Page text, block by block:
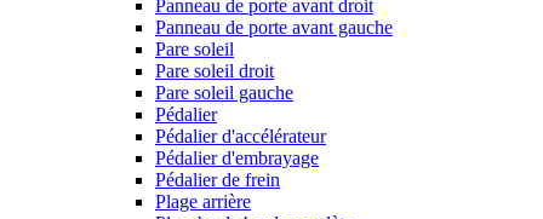
Panneau de porte avant droit
Panneau de porte avant gauche
Pare soleil
Pare soleil droit
Pare soleil gauche
Pédalier
Pédalier d'accélérateur
Pédalier d'embrayage
Pédalier de frein
Plage arrière